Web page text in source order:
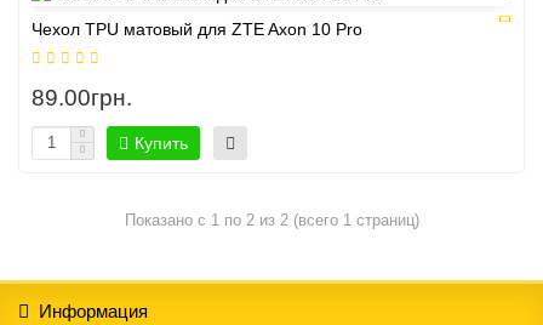
Чехол TPU матовый для ZTE Axon 10 Pro
89.00грн.
Купить
Показано с 1 по 2 из 2 (всего 1 страниц)
Информация